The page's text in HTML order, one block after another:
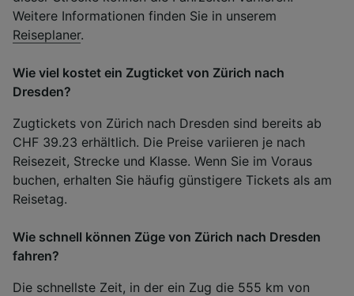
Weitere Informationen finden Sie in unserem
Reiseplaner.
Wie viel kostet ein Zugticket von Zürich nach
Dresden?
Zugtickets von Zürich nach Dresden sind bereits ab
CHF 39.23 erhältlich. Die Preise variieren je nach
Reisezeit, Strecke und Klasse. Wenn Sie im Voraus
buchen, erhalten Sie häufig günstigere Tickets als am
Reisetag.
Wie schnell können Züge von Zürich nach Dresden
fahren?
Die schnellste Zeit, in der ein Zug die 555 km von